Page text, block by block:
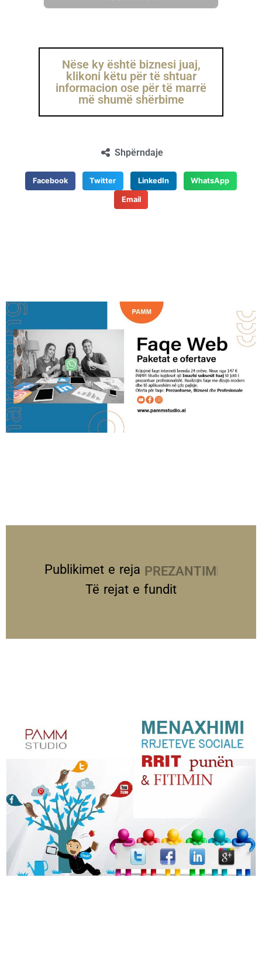
Nëse ky është biznesi juaj,
klikoni këtu për të shtuar
informacion ose për të marrë
më shumë shërbime
Shpërndaje
Facebook Twitter LinkedIn WhatsApp
Email
Publikimet e reja PREZANTIME
Të rejat e fundit